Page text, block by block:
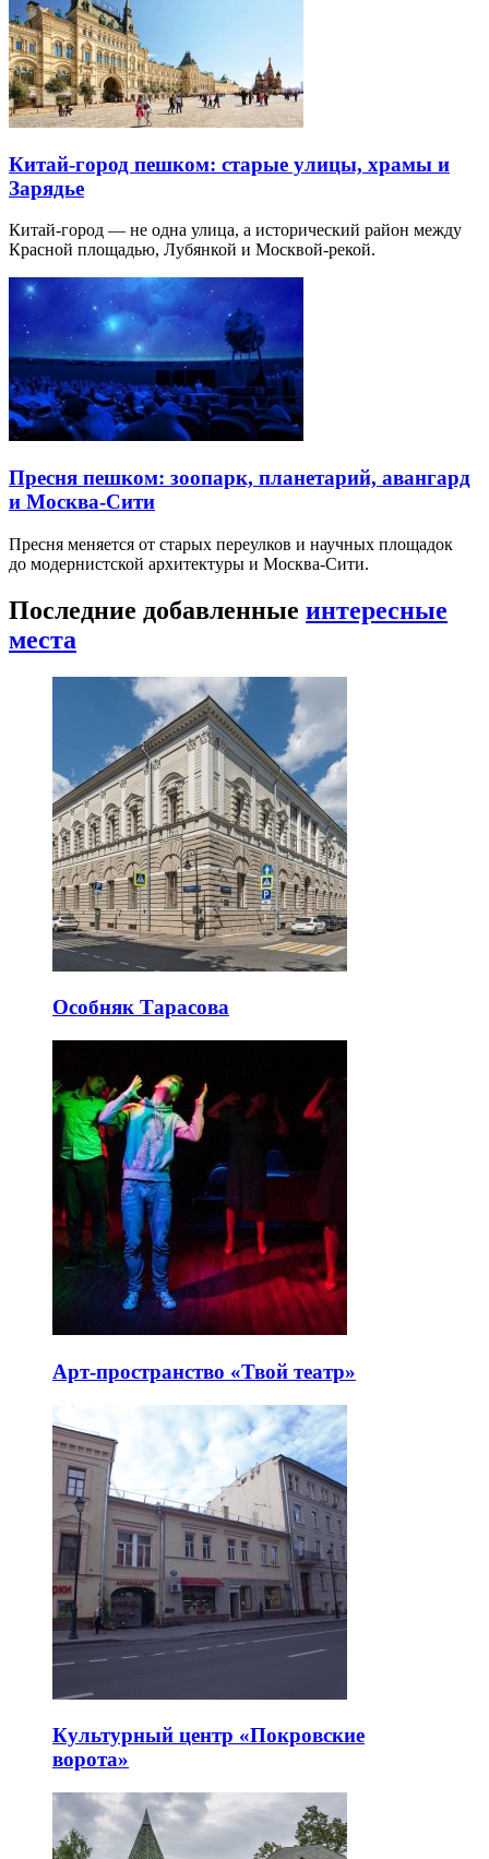
Китай-город пешком: старые улицы, храмы и
Зарядье
Китай-город — не одна улица, а исторический район между
Красной площадью, Лубянкой и Москвой-рекой.
Пресня пешком: зоопарк, планетарий, авангард
и Москва-Сити
Пресня меняется от старых переулков и научных площадок
до модернистской архитектуры и Москва-Сити.
Последние добавленные интересные
места
Особняк Тарасова
Арт-пространство «Твой театр»
Культурный центр «Покровские
ворота»